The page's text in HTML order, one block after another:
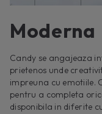
Moderna
Candy se angajeaza
prietenos unde
impreuna cu emotiile.
pentru a completa
disponibila in diferite